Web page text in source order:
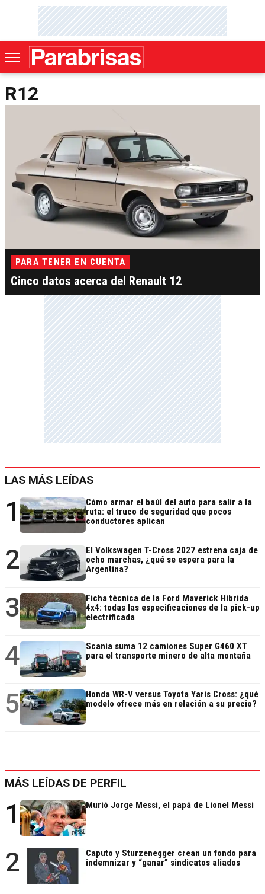
R12
PARA TENER EN CUENTA
Cinco datos acerca del Renault 12
LAS MÁS LEÍDAS
1
Cómo armar el baúl del auto para salir a la
ruta: el truco de seguridad que pocos
conductores aplican
2
El Volkswagen T-Cross 2027 estrena caja de
ocho marchas, ¿qué se espera para la
Argentina?
3
Ficha técnica de la Ford Maverick Híbrida
4x4: todas las especificaciones de la pick-up
electrificada
4
Scania suma 12 camiones Super G460 XT
para el transporte minero de alta montaña
5
Honda WR-V versus Toyota Yaris Cross: ¿qué
modelo ofrece más en relación a su precio?
MÁS LEÍDAS DE PERFIL
1 Murió Jorge Messi, el papá de Lionel Messi
2
Caputo y Sturzenegger crean un fondo para
indemnizar y “ganar” sindicatos aliados